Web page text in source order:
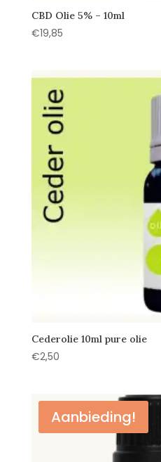
CBD Olie 5% – 10ml
€19,85
Cederolie 10ml pure olie
€2,50
Aanbieding!